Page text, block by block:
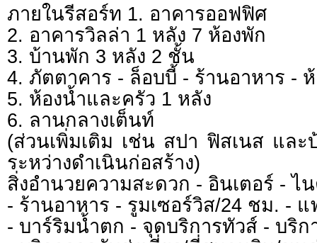
ภายในรีสอร์ท 1. อาคารออฟฟิศ
2. อาคารวิลล่า 1 หลัง 7 ห้องพัก
3. บ้านพัก 3 หลัง 2 ชั้น
4. ภัตตาคาร - ล็อบบี้ - ร้านอาหาร -
5. ห้องน้ำและครัว 1 หลัง
6. ลานกลางเต็นท์
(ส่วนเพิ่มเติม เช่น สปา ฟิสเนส และ
ระหว่างดำเนินก่อสร้าง)
สิ่งอำนวยความสะดวก - อินเตอร์ -
- ร้านอาหาร - รูมเซอร์วิส/24 ชม. -
- บาร์ริมน้ำตก - จุดบริการทัวส์ - บริ